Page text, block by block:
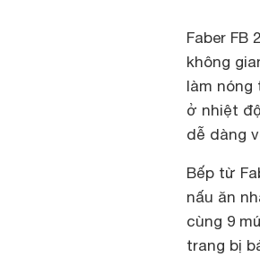
Faber FB
không
làm nóng
ở nhiệt
dễ dàng
Bếp từ
nấu ăn
cùng 9
trang bị